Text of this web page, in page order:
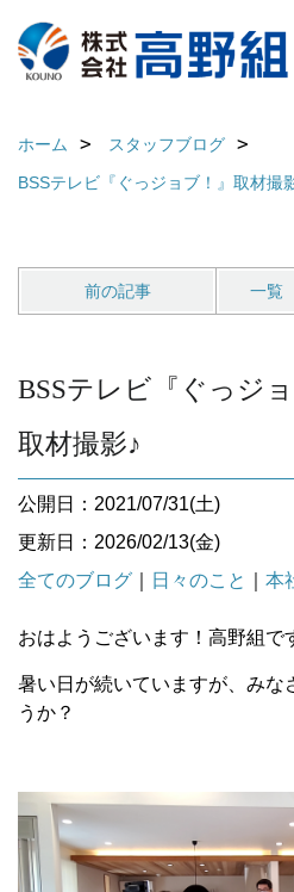
ホーム
スタッフブログ
BSSテレビ『ぐっジョブ！』取材撮
前の記事 一覧
BSSテレビ『ぐっジョ
取材撮影♪
公開日：2021/07/31(土)
更新日：2026/02/13(金)
全てのブログ
日々のこと 本
おはようございます！高野組で
暑い日が続いていますが、みな
うか？